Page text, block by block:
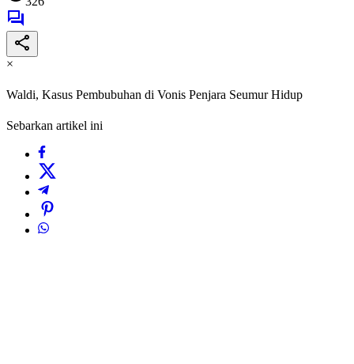
×
Waldi, Kasus Pembubuhan di Vonis Penjara Seumur Hidup
Sebarkan artikel ini